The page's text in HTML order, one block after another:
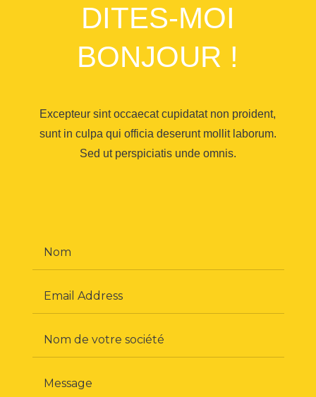
DITES-MOI
BONJOUR !
Excepteur sint occaecat cupidatat non proident,
sunt in culpa qui officia deserunt mollit laborum.
Sed ut perspiciatis unde omnis.